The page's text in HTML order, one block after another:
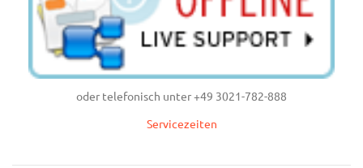
oder telefonisch unter +49 3021-782-888
Servicezeiten